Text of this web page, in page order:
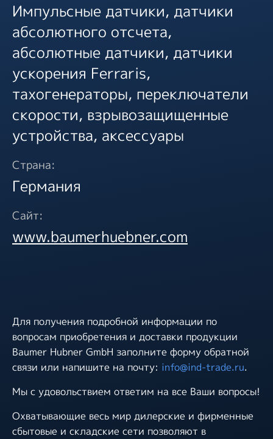
Импульсные датчики, датчики
абсолютного отсчета,
абсолютные датчики, датчики
ускорения Ferraris,
тахогенераторы, переключатели
скорости, взрывозащищенные
устройства, аксессуары
Страна:
Германия
Сайт:
www.baumerhuebner.com
Для получения подробной информации по
вопросам приобретения и доставки продукции
Baumer Hubner GmbH заполните форму обратной
связи или напишите на почту: info@ind-trade.ru.
Мы с удовольствием ответим на все Ваши вопросы!
Охватывающие весь мир дилерские и фирменные
сбытовые и складские сети позволяют в